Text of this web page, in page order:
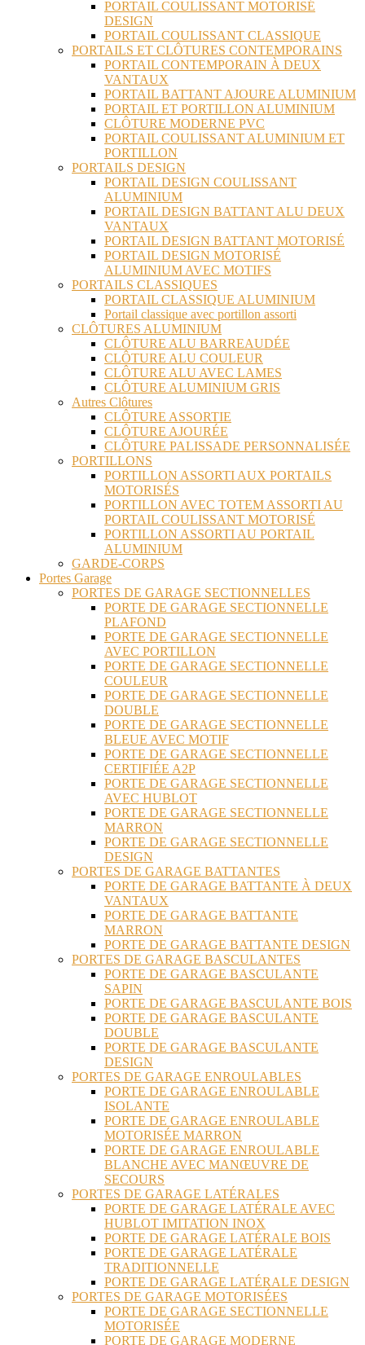
PORTAIL COULISSANT MOTORISÉ
DESIGN
PORTAIL COULISSANT CLASSIQUE
PORTAILS ET CLÔTURES CONTEMPORAINS
PORTAIL CONTEMPORAIN À DEUX
VANTAUX
PORTAIL BATTANT AJOURE ALUMINIUM
PORTAIL ET PORTILLON ALUMINIUM
CLÔTURE MODERNE PVC
PORTAIL COULISSANT ALUMINIUM ET
PORTILLON
PORTAILS DESIGN
PORTAIL DESIGN COULISSANT
ALUMINIUM
PORTAIL DESIGN BATTANT ALU DEUX
VANTAUX
PORTAIL DESIGN BATTANT MOTORISÉ
PORTAIL DESIGN MOTORISÉ
ALUMINIUM AVEC MOTIFS
PORTAILS CLASSIQUES
PORTAIL CLASSIQUE ALUMINIUM
Portail classique avec portillon assorti
CLÔTURES ALUMINIUM
CLÔTURE ALU BARREAUDÉE
CLÔTURE ALU COULEUR
CLÔTURE ALU AVEC LAMES
CLÔTURE ALUMINIUM GRIS
Autres Clôtures
CLÔTURE ASSORTIE
CLÔTURE AJOURÉE
CLÔTURE PALISSADE PERSONNALISÉE
PORTILLONS
PORTILLON ASSORTI AUX PORTAILS
MOTORISÉS
PORTILLON AVEC TOTEM ASSORTI AU
PORTAIL COULISSANT MOTORISÉ
PORTILLON ASSORTI AU PORTAIL
ALUMINIUM
GARDE-CORPS
Portes Garage
PORTES DE GARAGE SECTIONNELLES
PORTE DE GARAGE SECTIONNELLE
PLAFOND
PORTE DE GARAGE SECTIONNELLE
AVEC PORTILLON
PORTE DE GARAGE SECTIONNELLE
COULEUR
PORTE DE GARAGE SECTIONNELLE
DOUBLE
PORTE DE GARAGE SECTIONNELLE
BLEUE AVEC MOTIF
PORTE DE GARAGE SECTIONNELLE
CERTIFIÉE A2P
PORTE DE GARAGE SECTIONNELLE
AVEC HUBLOT
PORTE DE GARAGE SECTIONNELLE
MARRON
PORTE DE GARAGE SECTIONNELLE
DESIGN
PORTES DE GARAGE BATTANTES
PORTE DE GARAGE BATTANTE À DEUX
VANTAUX
PORTE DE GARAGE BATTANTE
MARRON
PORTE DE GARAGE BATTANTE DESIGN
PORTES DE GARAGE BASCULANTES
PORTE DE GARAGE BASCULANTE
SAPIN
PORTE DE GARAGE BASCULANTE BOIS
PORTE DE GARAGE BASCULANTE
DOUBLE
PORTE DE GARAGE BASCULANTE
DESIGN
PORTES DE GARAGE ENROULABLES
PORTE DE GARAGE ENROULABLE
ISOLANTE
PORTE DE GARAGE ENROULABLE
MOTORISÉE MARRON
PORTE DE GARAGE ENROULABLE
BLANCHE AVEC MANŒUVRE DE
SECOURS
PORTES DE GARAGE LATÉRALES
PORTE DE GARAGE LATÉRALE AVEC
HUBLOT IMITATION INOX
PORTE DE GARAGE LATÉRALE BOIS
PORTE DE GARAGE LATÉRALE
TRADITIONNELLE
PORTE DE GARAGE LATÉRALE DESIGN
PORTES DE GARAGE MOTORISÉES
PORTE DE GARAGE SECTIONNELLE
MOTORISÉE
PORTE DE GARAGE MODERNE